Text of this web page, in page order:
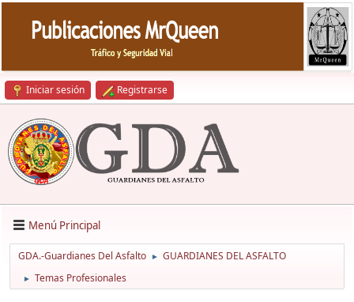
Iniciar sesión Registrarse
Menú Principal
GDA.-Guardianes Del Asfalto ► GUARDIANES DEL ASFALTO
► Temas Profesionales